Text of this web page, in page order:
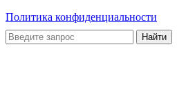
Политика конфиденциальности